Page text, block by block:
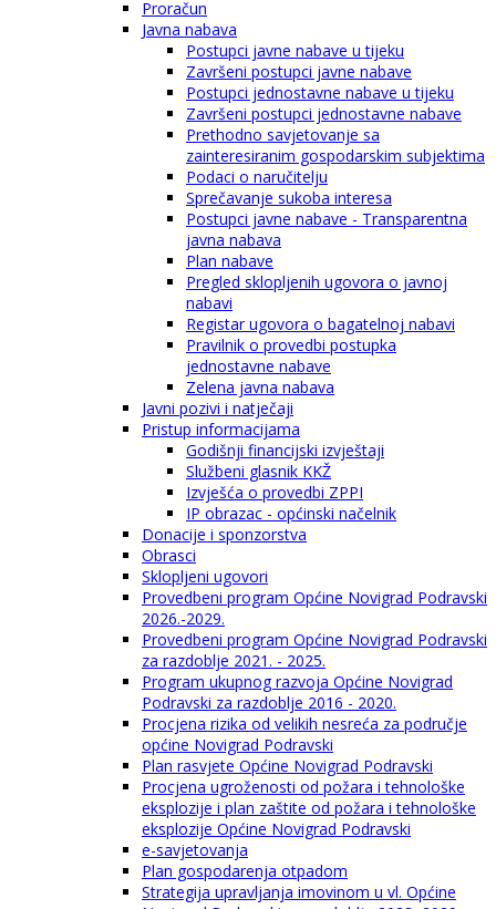
Proračun
Javna nabava
Postupci javne nabave u tijeku
Završeni postupci javne nabave
Postupci jednostavne nabave u tijeku
Završeni postupci jednostavne nabave
Prethodno savjetovanje sa
zainteresiranim gospodarskim subjektima
Podaci o naručitelju
Sprečavanje sukoba interesa
Postupci javne nabave - Transparentna
javna nabava
Plan nabave
Pregled sklopljenih ugovora o javnoj
nabavi
Registar ugovora o bagatelnoj nabavi
Pravilnik o provedbi postupka
jednostavne nabave
Zelena javna nabava
Javni pozivi i natječaji
Pristup informacijama
Godišnji financijski izvještaji
Službeni glasnik KKŽ
Izvješća o provedbi ZPPI
IP obrazac - općinski načelnik
Donacije i sponzorstva
Obrasci
Sklopljeni ugovori
Provedbeni program Općine Novigrad Podravski
2026.-2029.
Provedbeni program Općine Novigrad Podravski
za razdoblje 2021. - 2025.
Program ukupnog razvoja Općine Novigrad
Podravski za razdoblje 2016 - 2020.
Procjena rizika od velikih nesreća za područje
općine Novigrad Podravski
Plan rasvjete Općine Novigrad Podravski
Procjena ugroženosti od požara i tehnološke
eksplozije i plan zaštite od požara i tehnološke
eksplozije Općine Novigrad Podravski
e-savjetovanja
Plan gospodarenja otpadom
Strategija upravljanja imovinom u vl. Općine